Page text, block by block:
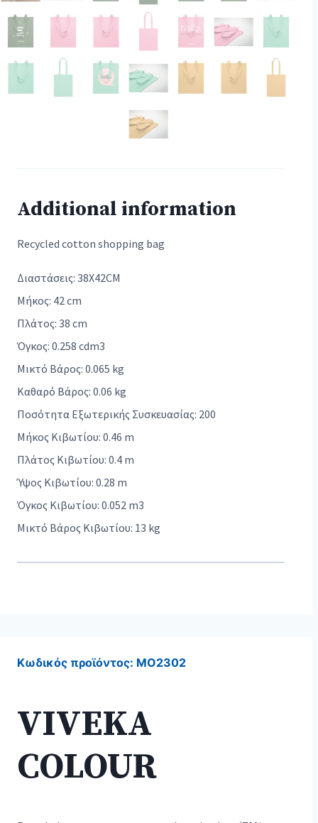
Additional information
Recycled cotton shopping bag
Διαστάσεις: 38X42CM
Μήκος: 42 cm
Πλάτος: 38 cm
Όγκος: 0.258 cdm3
Μικτό Βάρος: 0.065 kg
Καθαρό Βάρος: 0.06 kg
Ποσότητα Εξωτερικής Συσκευασίας: 200
Μήκος Κιβωτίου: 0.46 m
Πλάτος Κιβωτίου: 0.4 m
Ύψος Κιβωτίου: 0.28 m
Όγκος Κιβωτίου: 0.052 m3
Μικτό Βάρος Κιβωτίου: 13 kg
Κωδικός προϊόντος: MO2302
VIVEKA
COLOUR